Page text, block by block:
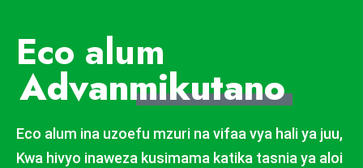
Eco alum
Advanmikutano
Eco alum ina uzoefu mzuri na vifaa vya hali ya juu,
Kwa hivyo inaweza kusimama katika tasnia ya aloi